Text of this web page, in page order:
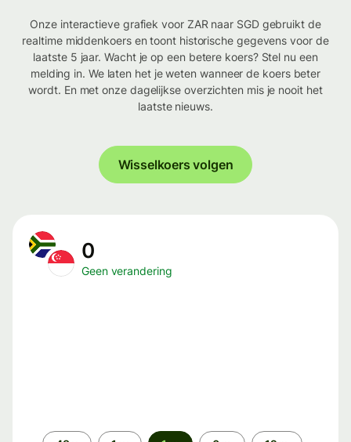
Onze interactieve grafiek voor ZAR naar SGD gebruikt de
realtime middenkoers en toont historische gegevens voor de
laatste 5 jaar. Wacht je op een betere koers? Stel nu een
melding in. We laten het je weten wanneer de koers beter
wordt. En met onze dagelijkse overzichten mis je nooit het
laatste nieuws.
Wisselkoers volgen
0
Geen verandering
Periode